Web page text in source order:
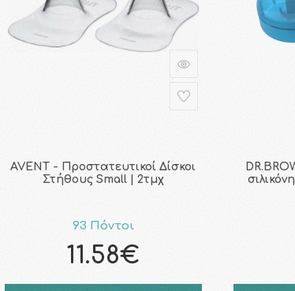
AVENT - Προστατευτικοί Δίσκοι
Στήθους Small | 2τμχ
93 Πόντοι
11.58€